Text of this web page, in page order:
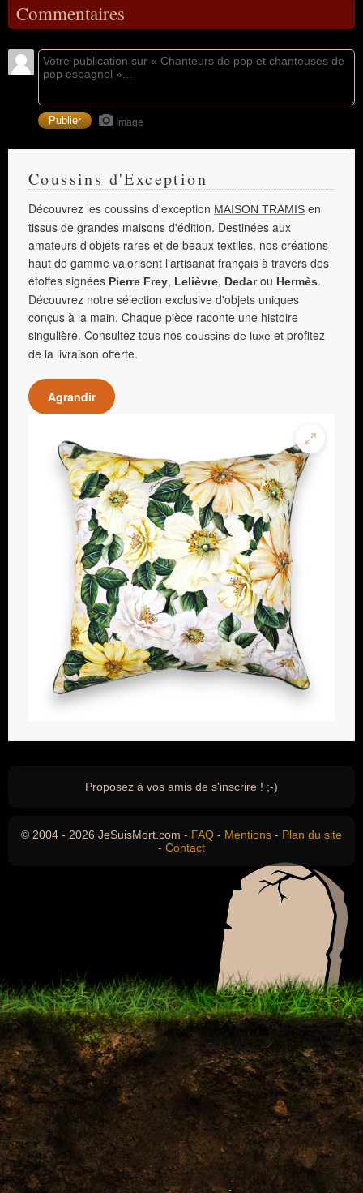
Commentaires
Image
Coussins d'Exception
Découvrez les coussins d'exception MAISON TRAMIS en
tissus de grandes maisons d'édition. Destinées aux
amateurs d'objets rares et de beaux textiles, nos créations
haut de gamme valorisent l'artisanat français à travers des
étoffes signées Pierre Frey, Lelièvre, Dedarou Hermès.
Découvrez notre sélection exclusive d'objets uniques
conçus à la main. Chaque pièce raconte une histoire
singulière. Consultez tous nos coussins de luxe et profitez
de la livraison offerte.
Agrandir
Proposez à vos amis de s'inscrire ! ;-)
© 2004 - 2026 JeSuisMort.com - FAQ - Mentions - Plan du site
- Contact